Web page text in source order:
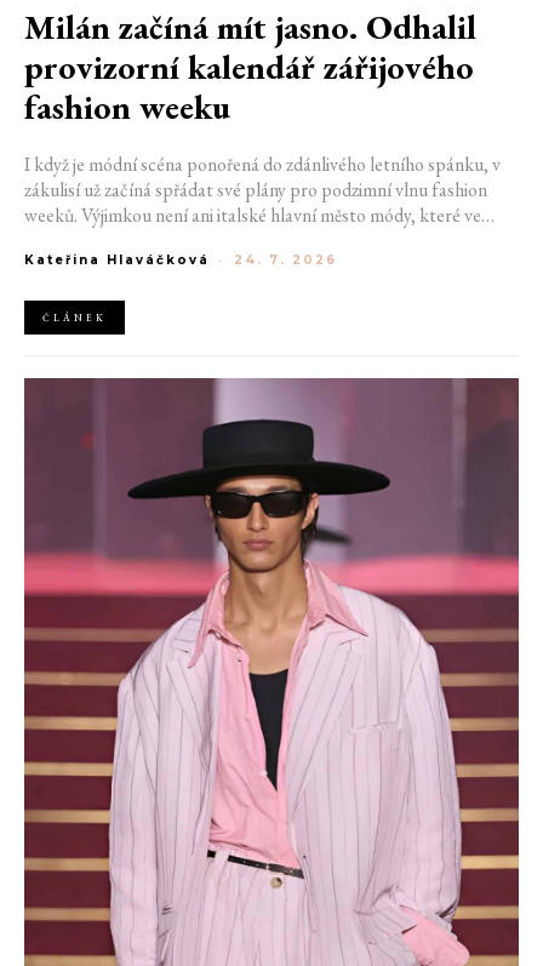
Milán začíná mít jasno. Odhalil
provizorní kalendář zářijového
fashion weeku
I když je módní scéna ponořená do zdánlivého letního spánku, v
zákulisí už začíná spřádat své plány pro podzimní vlnu fashion
weeků. Výjimkou není ani italské hlavní město módy, které ve
22. do 28. září přivítá tradiční jména, pozornost však zaměří
Moschino.
Kateřina Hlaváčková - 24. 7. 2026
ČLÁNEK